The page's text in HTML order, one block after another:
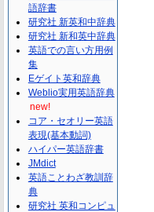
語辞書
研究社 新英和中辞典
研究社 新和英中辞典
英語での言い方用例
集
Eゲイト英和辞典
Weblio実用英語辞典
new!
コア・セオリー英語
表現(基本動詞)
ハイパー英語辞書
JMdict
英語ことわざ教訓辞
典
研究社 英和コンピュ